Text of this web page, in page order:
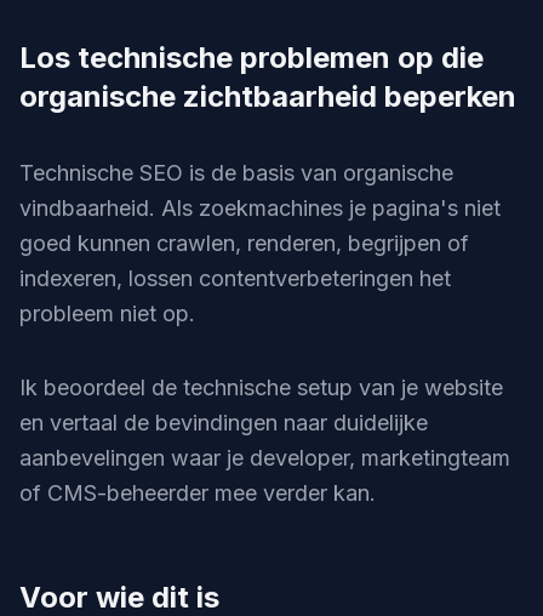
Los technische problemen op die
organische zichtbaarheid beperken
Technische SEO is de basis van organische
vindbaarheid. Als zoekmachines je pagina's niet
goed kunnen crawlen, renderen, begrijpen of
indexeren, lossen contentverbeteringen het
probleem niet op.
Ik beoordeel de technische setup van je website
en vertaal de bevindingen naar duidelijke
aanbevelingen waar je developer, marketingteam
of CMS-beheerder mee verder kan.
Voor wie dit is